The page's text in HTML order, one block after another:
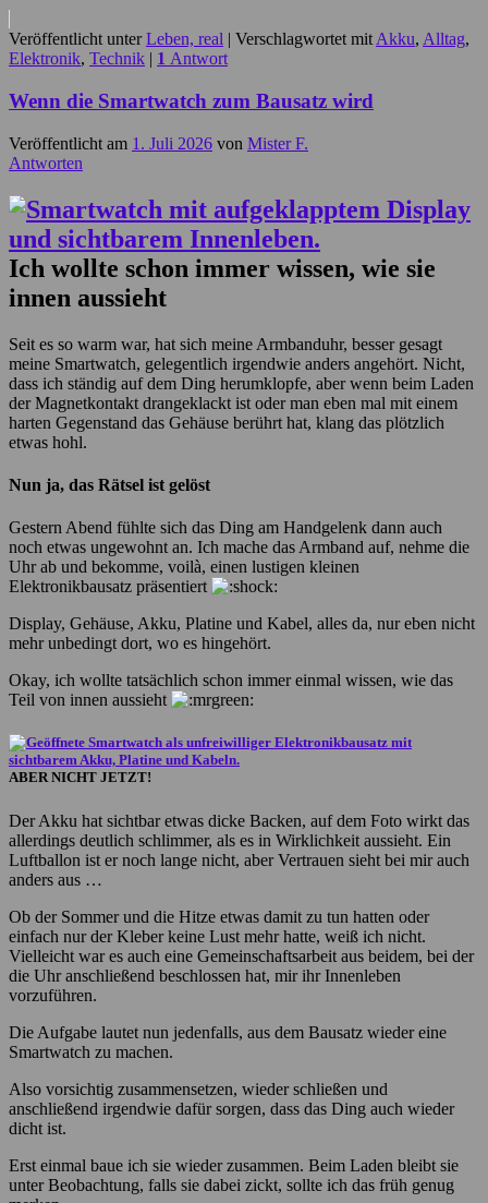
Veröffentlicht unter Leben, real | Verschlagwortet mitAkku, Alltag,
Elektronik, Technik | 1 Antwort
Wenn die Smartwatch zum Bausatz wird
Veröffentlicht am 1. Juli 2026 von Mister F.
Antworten
Ich wollte schon immer wissen, wie sie
innen aussieht
Seit es so warm war, hat sich meine Armbanduhr, besser gesagt
meine Smartwatch, gelegentlich irgendwie anders angehört. Nicht,
dass ich ständig auf dem Ding herumklopfe, aber wenn beim Laden
der Magnetkontakt drangeklackt ist oder man eben mal mit einem
harten Gegenstand das Gehäuse berührt hat, klang das plötzlich
etwas hohl.
Nun ja, das Rätsel ist gelöst
Gestern Abend fühlte sich das Ding am Handgelenk dann auch
noch etwas ungewohnt an. Ich mache das Armband auf, nehme die
Uhr ab und bekomme, voilà, einen lustigen kleinen
Elektronikbausatz präsentiert
Display, Gehäuse, Akku, Platine und Kabel, alles da, nur eben nicht
mehr unbedingt dort, wo es hingehört.
Okay, ich wollte tatsächlich schon immer einmal wissen, wie das
Teil von innen aussieht
ABER NICHT JETZT!
Der Akku hat sichtbar etwas dicke Backen, auf dem Foto wirkt das
allerdings deutlich schlimmer, als es in Wirklichkeit aussieht. Ein
Luftballon ist er noch lange nicht, aber Vertrauen sieht bei mir auch
anders aus …
Ob der Sommer und die Hitze etwas damit zu tun hatten oder
einfach nur der Kleber keine Lust mehr hatte, weiß ich nicht.
Vielleicht war es auch eine Gemeinschaftsarbeit aus beidem, bei der
die Uhr anschließend beschlossen hat, mir ihr Innenleben
vorzuführen.
Die Aufgabe lautet nun jedenfalls, aus dem Bausatz wieder eine
Smartwatch zu machen.
Also vorsichtig zusammensetzen, wieder schließen und
anschließend irgendwie dafür sorgen, dass das Ding auch wieder
dicht ist.
Erst einmal baue ich sie wieder zusammen. Beim Laden bleibt sie
unter Beobachtung, falls sie dabei zickt, sollte ich das früh genug